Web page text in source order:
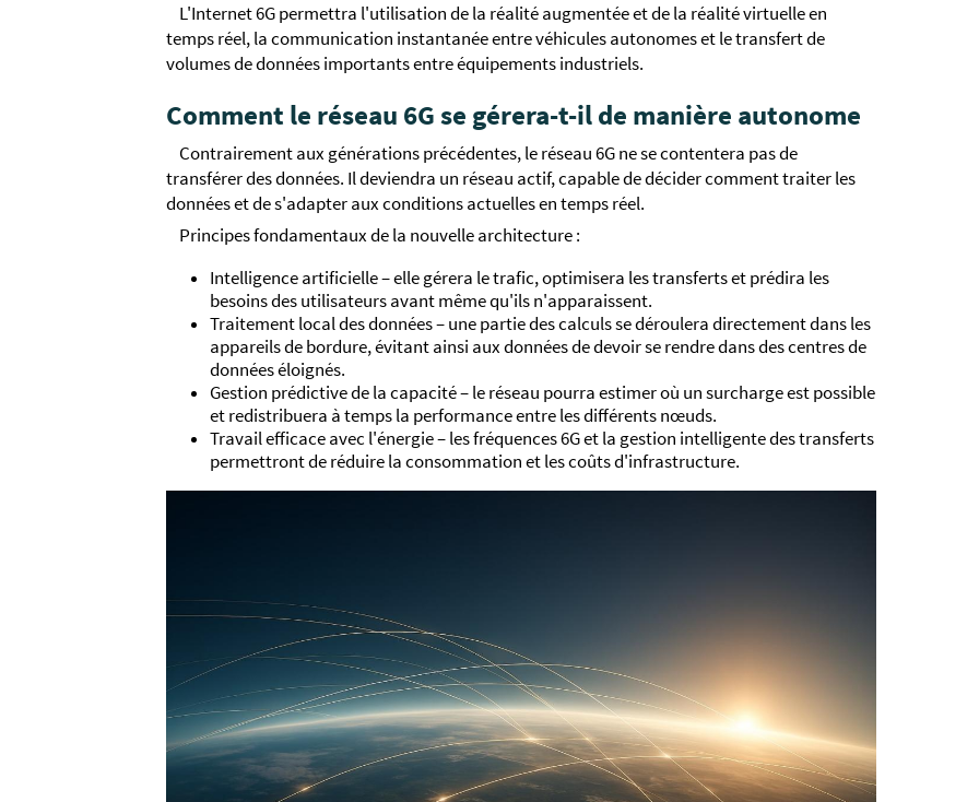
L'Internet 6G permettra l'utilisation de la réalité augmentée et de la réalité virtuelle en
temps réel, la communication instantanée entre véhicules autonomes et le transfert de
volumes de données importants entre équipements industriels.
Comment le réseau 6G se gérera-t-il de manière autonome
Contrairement aux générations précédentes, le réseau 6G ne se contentera pas de
transférer des données. Il deviendra un réseau actif, capable de décider comment traiter les
données et de s'adapter aux conditions actuelles en temps réel.
Principes fondamentaux de la nouvelle architecture :
Intelligence artificielle – elle gérera le trafic, optimisera les transferts et prédira les
besoins des utilisateurs avant même qu'ils n'apparaissent.
Traitement local des données – une partie des calculs se déroulera directement dans les
appareils de bordure, évitant ainsi aux données de devoir se rendre dans des centres de
données éloignés.
Gestion prédictive de la capacité – le réseau pourra estimer où un surcharge est possible
et redistribuera à temps la performance entre les différents nœuds.
Travail efficace avec l'énergie – les fréquences 6G et la gestion intelligente des transferts
permettront de réduire la consommation et les coûts d'infrastructure.